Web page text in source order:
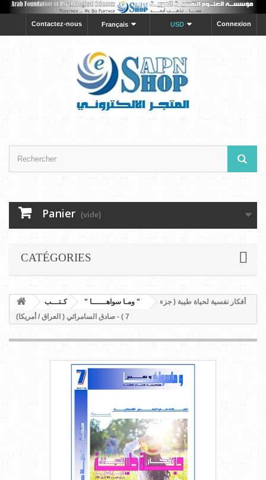
Connexion
USD
Français
Contactez-nous
Panier (vide)
CATÉGORIES
كـتـــب " ومـا سواهــــــا "
أفكار نفسية لحياة طيبة ( جزء
7 ) - صادق السامرائي ( العراق / أمريكا)